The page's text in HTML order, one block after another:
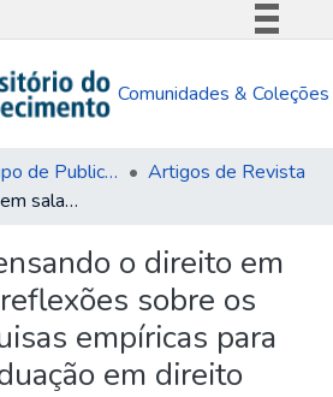
Comunica BR
Acesso à informação
Comunidades & Coleções
Navegar por Tipo de Publicação
Artigos de Revista
Pensando o direito em sala de aula : reflexões sobre os usos de pesquisas empíricas para ensino na graduação em direito
o direito em
sobre os
empíricas para
em direito